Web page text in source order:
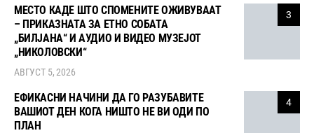
3
МЕСТО КАДЕ ШТО СПОМЕНИТЕ ОЖИВУВААТ
– ПРИКАЗНАТА ЗА ЕТНО СОБАТА
„БИЛЈАНА“ И АУДИО И ВИДЕО МУЗЕЈОТ
„НИКОЛОВСКИ“
АВГУСТ 5, 2026
4
ЕФИКАСНИ НАЧИНИ ДА ГО РАЗУБАВИТЕ
ВАШИОТ ДЕН КОГА НИШТО НЕ ВИ ОДИ ПО
ПЛАН